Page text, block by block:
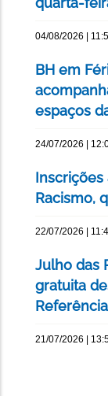
04/08/2026 |
BH em
espaços
24/07/2026 |
Inscrições
Racismo,
22/07/2026 |
Julho das
gratuita
21/07/2026 |